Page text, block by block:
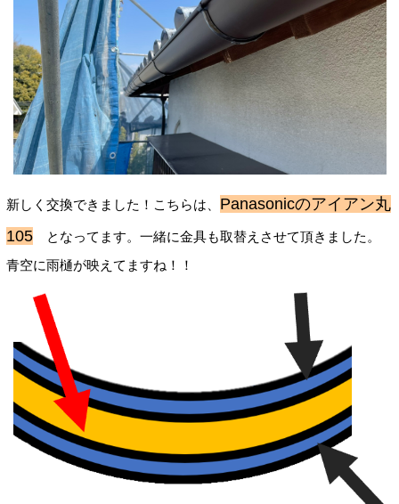
新しく交換できました！こちらは、 Panasonicのアイアン丸
105 となってます。一緒に金具も取替えさせて頂きました。
青空に雨樋が映えてますね！！